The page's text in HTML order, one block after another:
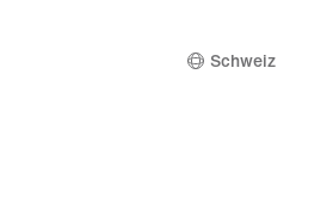
Schweiz